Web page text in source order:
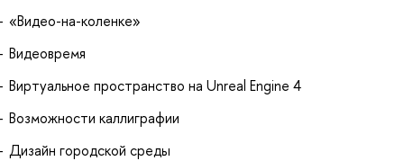
«Видео-на-коленке»
Видеовремя
Виртуальное пространство на Unreal Engine 4
Возможности каллиграфии
Дизайн городской среды